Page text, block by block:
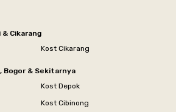
Cikarang
Kost Cikarang
Bogor & Sekitarnya
Kost Depok
Kost Cibinong